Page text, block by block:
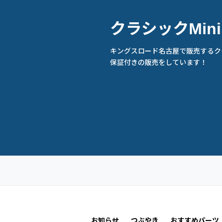
クラシック
キングスロード名古屋で販売する
保証付きの販売をしています！